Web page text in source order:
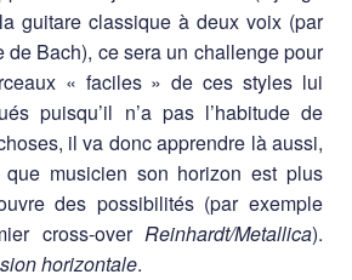
guitare classique à deux voix (par
de Bach), ce sera un challenge pour
« faciles » de ces styles lui
puisqu’il n’a pas l’habitude de
il va donc apprendre là aussi,
musicien son horizon est plus
des possibilités (par exemple
cross-over Reinhardt/Metallica).
horizontale.